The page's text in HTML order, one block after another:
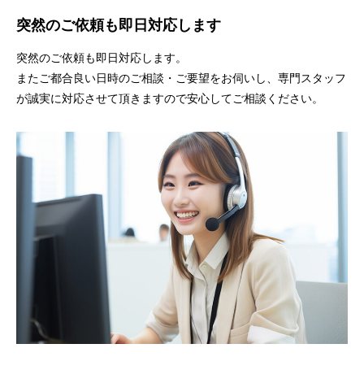
突然のご依頼も即日対応します
突然のご依頼も即日対応します。
またご都合良い日時のご相談・ご要望をお伺いし、専門スタッフ
が誠実に対応させて頂きますので安心してご相談ください。